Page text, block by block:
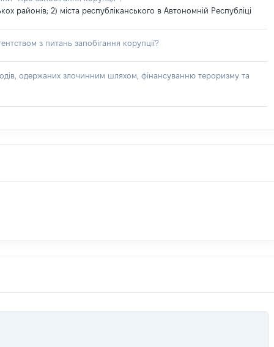
районів; 2) міста республіканського в Автономній Республіці
з питань запобігання корупції?
одержаних злочинним шляхом, фінансуванню тероризму та